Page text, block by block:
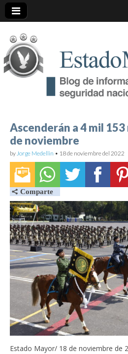
Blog de información militar y de
Ascenderán a 4 mil
de noviembre
by Jorge Medellin • 18 de noviembre del 2022
Estado Mayor/ 18 de noviembre de